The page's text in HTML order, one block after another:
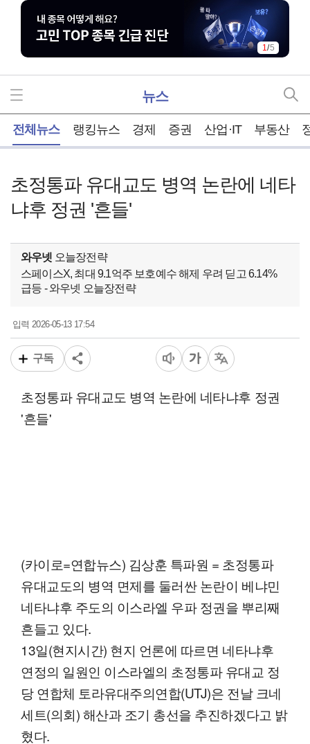
1/5
뉴스
전체뉴스 랭킹뉴스 경제 증권 산업·IT 부동산
초정통파 유대교도 병역 논란에 네타
냐후 정권 '흔들'
와우넷 오늘장전략
스페이스X, 최대 9.1억주 보호예수 해제 우려 딛고 6.14%
급등 - 와우넷 오늘장전략
입력2026-05-13 17:54
구독
초정통파 유대교도 병역 논란에 네타냐후 정권
'흔들'
(카이로=연합뉴스) 김상훈 특파원 = 초정통파
유대교도의 병역 면제를 둘러싼 논란이 베냐민
네타냐후 주도의 이스라엘 우파 정권을 뿌리째
흔들고 있다.
13일(현지시간) 현지 언론에 따르면 네타냐후
연정의 일원인 이스라엘의 초정통파 유대교 정
당 연합체 토라유대주의연합(UTJ)은 전날 크네
세트(의회) 해산과 조기 총선을 추진하겠다고 밝
혔다.